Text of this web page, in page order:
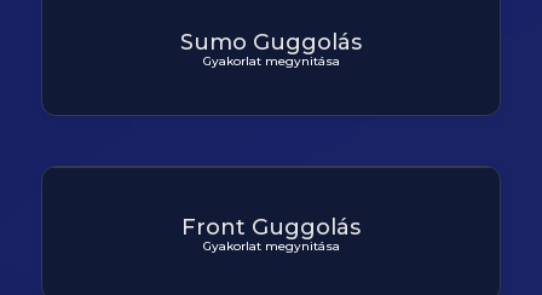
Sumo Guggolás
Gyakorlat megynitása
Front Guggolás
Gyakorlat megynitása